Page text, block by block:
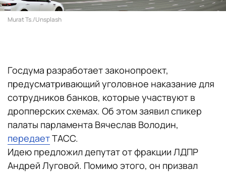
Murat Ts./Unsplash
Госдума разработает законопроект,
предусматривающий уголовное наказание для
сотрудников банков, которые участвуют в
дропперских схемах. Об этом заявил спикер
палаты парламента Вячеслав Володин,
передаетТАСС.
Идею предложил депутат от фракции ЛДПР
Андрей Луговой. Помимо этого, он призвал